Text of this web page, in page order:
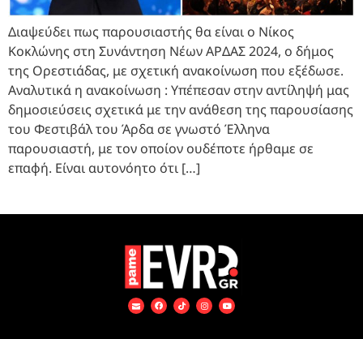
Διαψεύδει πως παρουσιαστής θα είναι ο Νίκος
Κοκλώνης στη Συνάντηση Νέων ΑΡΔΑΣ 2024, ο δήμος
της Ορεστιάδας, με σχετική ανακοίνωση που εξέδωσε.
Αναλυτικά η ανακοίνωση : Υπέπεσαν στην αντίληψή μας
δημοσιεύσεις σχετικά με την ανάθεση της παρουσίασης
του Φεστιβάλ του Άρδα σε γνωστό Έλληνα
παρουσιαστή, με τον οποίον ουδέποτε ήρθαμε σε
επαφή. Είναι αυτονόητο ότι […]